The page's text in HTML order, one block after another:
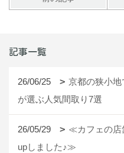
記事一覧
26/06/25
京都の狭小
が選ぶ人気間取り7選
26/05/29
≪カフェの店
upしました♪≫